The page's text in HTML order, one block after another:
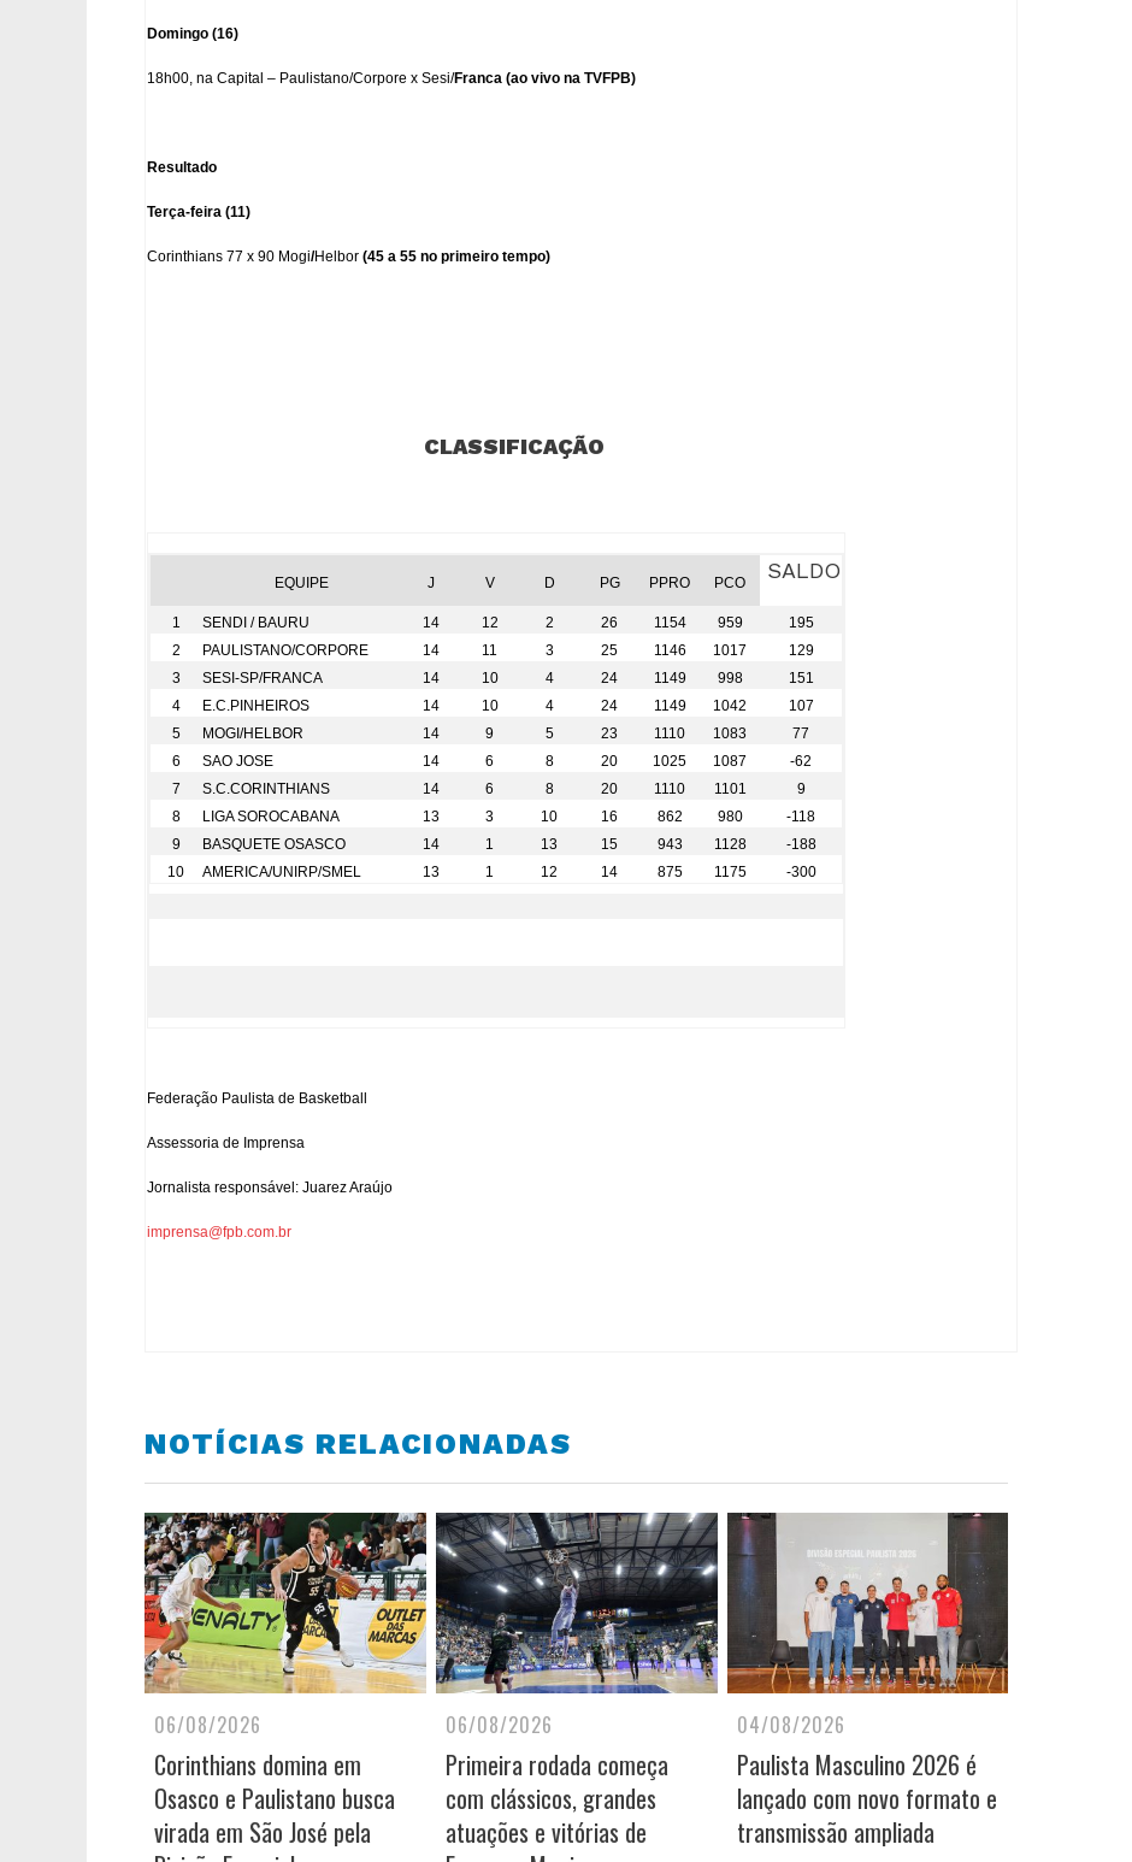
Domingo (16)
18h00, na Capital – Paulistano/Corpore x Sesi/Franca (ao vivo na TVFPB)
Resultado
Terça-feira (11)
Corinthians 77 x 90 Mogi/Helbor (45 a 55 no primeiro tempo)
CLASSIFICAÇÃO
EQUIPE J V D PG PPRO PCO SALDO
1 SENDI / BAURU 14 12 2 26 1154 959
195
2
PAULISTANO/CORPORE 14 11 3 25 1146 1017
129
3
SESI-SP/FRANCA 14 10 4 24 1149 998
151
4
E.C.PINHEIROS 14 10 4 24 1149 1042
107
5
MOGI/HELBOR 14 9 5 23 1110 1083
77
6
SAO JOSE 14 6 8 20 1025 1087
-62
7
S.C.CORINTHIANS 14 6 8 20 1110 1101
9
8
LIGA SOROCABANA 13 3 10 16 862 980
-118
9
BASQUETE OSASCO 14 1 13 15 943 1128
-188
10
AMERICA/UNIRP/SMEL 13 1 12 14 875 1175 -300
Federação Paulista de Basketball
Assessoria de Imprensa
Jornalista responsável: Juarez Araújo
imprensa@fpb.com.br
NOTÍCIAS RELACIONADAS
06/08/2026
Corinthians domina em
Osasco e Paulistano busca
virada em São José pela
06/08/2026
Primeira rodada começa
com clássicos, grandes
atuações e vitórias de
04/08/2026
Paulista Masculino 2026 é
lançado com novo formato e
transmissão ampliada